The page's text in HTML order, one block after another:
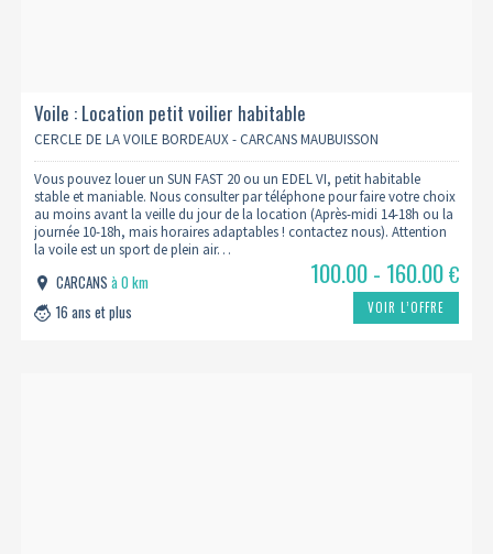
Voile : Location petit voilier habitable
CERCLE DE LA VOILE BORDEAUX - CARCANS MAUBUISSON
Vous pouvez louer un SUN FAST 20 ou un EDEL VI, petit habitable
stable et maniable. Nous consulter par téléphone pour faire votre choix
au moins avant la veille du jour de la location (Après-midi 14-18h ou la
journée 10-18h, mais horaires adaptables ! contactez nous). Attention
la voile est un sport de plein air…
CARCANSà 0 km
16 ans et plus
100.00 - 160.00€
VOIR L’OFFRE